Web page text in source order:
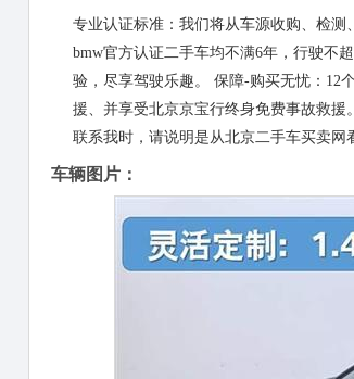
专业认证标准：我们将从车源收购、检
bmw官方认证二手车均不满6年，行驶不
验，尽享驾驶乐趣。 保障-购买无忧：12
援、并享受北京京宝行终身免费事故救援。
联系我时，请说明是从北京二手车买卖网
车辆图片：